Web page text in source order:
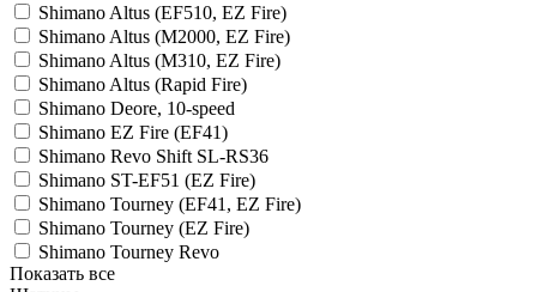
Shimano Altus (EF510, EZ Fire)
Shimano Altus (M2000, EZ Fire)
Shimano Altus (M310, EZ Fire)
Shimano Altus (Rapid Fire)
Shimano Deore, 10-speed
Shimano EZ Fire (EF41)
Shimano Revo Shift SL-RS36
Shimano ST-EF51 (EZ Fire)
Shimano Tourney (EF41, EZ Fire)
Shimano Tourney (EZ Fire)
Shimano Tourney Revo
Показать все